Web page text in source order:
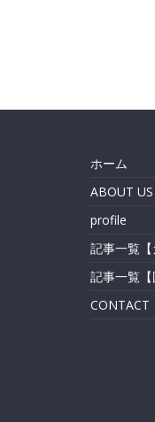
ホーム
ABOUT US
profile
記事一覧【
記事一覧【
CONTACT